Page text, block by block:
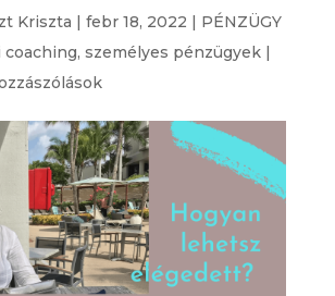
Kriszta | febr 18, 2022 | PÉNZÜGY
coaching, személyes pénzügyek|